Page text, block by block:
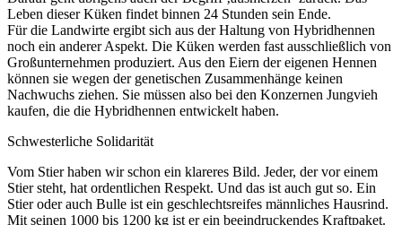
Leben dieser Küken findet binnen 24 Stunden sein Ende.
Für die Landwirte ergibt sich aus der Haltung von Hybridhennen
noch ein anderer Aspekt. Die Küken werden fast ausschließlich von
Großunternehmen produziert. Aus den Eiern der eigenen Hennen
können sie wegen der genetischen Zusammenhänge keinen
Nachwuchs ziehen. Sie müssen also bei den Konzernen Jungvieh
kaufen, die die Hybridhennen entwickelt haben.
Schwesterliche Solidarität
Vom Stier haben wir schon ein klareres Bild. Jeder, der vor einem
Stier steht, hat ordentlichen Respekt. Und das ist auch gut so. Ein
Stier oder auch Bulle ist ein geschlechtsreifes männliches Hausrind.
Mit seinen 1000 bis 1200 kg ist er ein beeindruckendes Kraftpaket.